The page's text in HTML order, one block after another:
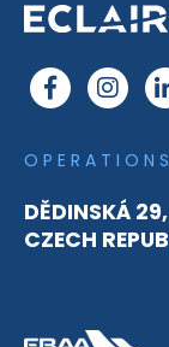
DĚDINSKÁ
CZECH